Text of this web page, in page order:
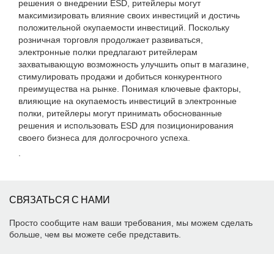
решения о внедрении ESD, ритейлеры могут
максимизировать влияние своих инвестиций и достичь
положительной окупаемости инвестиций. Поскольку
розничная торговля продолжает развиваться,
электронные полки предлагают ритейлерам
захватывающую возможность улучшить опыт в магазине,
стимулировать продажи и добиться конкурентного
преимущества на рынке. Понимая ключевые факторы,
влияющие на окупаемость инвестиций в электронные
полки, ритейлеры могут принимать обоснованные
решения и использовать ESD для позиционирования
своего бизнеса для долгосрочного успеха.
СВЯЗАТЬСЯ С НАМИ
Просто сообщите нам ваши требования, мы можем сделать
больше, чем вы можете себе представить.